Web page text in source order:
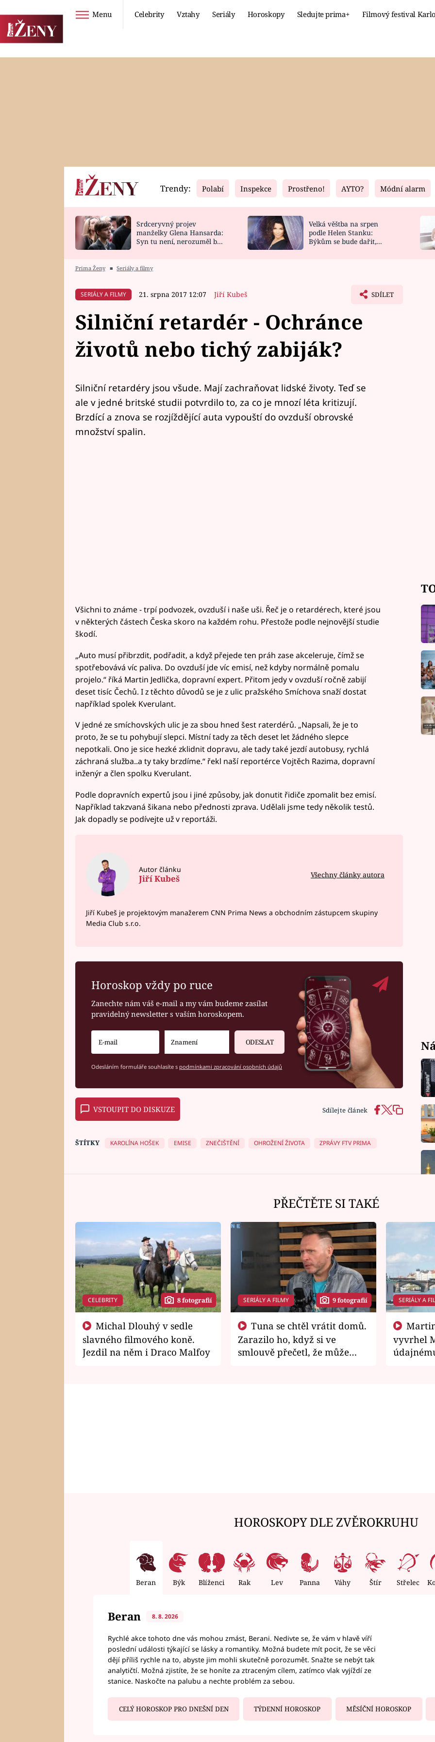
Menu Celebrity Vztahy Seriály Horoskopy Sledujte prima+ Filmový festival
Horoskopy
HOROSKOP NA
Video
CELEBRITY
VAŘENÍ
Fresh
NOVINKY
VIDEORECEPTY
Living
DESIGN
Trendy: Polabí Inspekce Prostřeno! AYTO? Módní alarm
Srdceryvný projev
manželky Glena Hansarda:
Syn tu není, nerozuměl by
Velká věštba na srpen
podle Helen Stanku:
Býkům se bude dařit,
Prima Ženy ■ Seriály a filmy
SERIÁLY A FILMY 21. srpna 2017 12:07 Jiří Kubeš SDÍLET
Silniční retardér - Ochránce
životů nebo tichý zabiják?
Silniční retardéry jsou všude. Mají zachraňovat lidské životy. Teď se
ale v jedné britské studii potvrdilo to, za co je mnozí léta kritizují.
Brzdící a znova se rozjíždějící auta vypouští do ovzduší obrovské
množství spalin.
Všichni to známe - trpí podvozek, ovzduší i naše uši. Řeč je o retardérech, které jsou
v některých částech Česka skoro na každém rohu. Přestože podle nejnovější studie
škodí.
„Auto musí přibrzdit, podřadit, a když přejede ten práh zase akceleruje, čímž se
spotřebovává víc paliva. Do ovzduší jde víc emisí, než kdyby normálně pomalu
projelo.“ říká Martin Jedlička, dopravní expert. Přitom jedy v ovzduší ročně zabijí
deset tisíc Čechů. I z těchto důvodů se je z ulic pražského Smíchova snaží dostat
například spolek Kverulant.
V jedné ze smíchovských ulic je za sbou hned šest raterdérů. „Napsali, že je to
proto, že se tu pohybují slepci. Místní tady za těch deset let žádného slepce
nepotkali. Ono je sice hezké zklidnit dopravu, ale tady také jezdí autobusy, rychlá
záchraná služba..a ty taky brzdíme.“ řekl naší reportérce Vojtěch Razima, dopravní
inženýr a člen spolku Kverulant.
Podle dopravních expertů jsou i jiné způsoby, jak donutit řidiče zpomalit bez emisí.
Například takzvaná šikana nebo přednosti zprava. Udělali jsme tedy několik testů.
Jak dopadly se podívejte už v reportáži.
Autor článku
Jiří Kubeš Všechny články autora
Jiří Kubeš je projektovým manažerem CNN Prima News a obchodním zástupcem skupiny
Media Club s.r.o.
Horoskop vždy po ruce
Zanechte nám váš e-mail a my vám budeme zasílat
pravidelný newsletter s vaším horoskopem.
ODESLAT
Odesláním formuláře souhlasíte s podmínkami zpracování osobních údajů
VSTOUPIT DO DISKUZE Sdílejte článek
ŠTÍTKY KAROLÍNA HOŠEK EMISE ZNEČIŠTĚNÍ OHROŽENÍ ŽIVOTA ZPRÁVY FTV PRIMA
PŘEČTĚTE SI TAKÉ
CELEBRITY 8 fotografií
slavného filmového koně.
Jezdil na něm i Draco Malfoy
SERIÁLY A FILMY 9 fotografií
Zarazilo ho, když si ve
smlouvě přečetl, že může
SERIÁLY A
vyvrhel
HOROSKOPY DLE ZVĚROKRUHU
Beran Býk Blíženci Rak Lev Panna Váhy Štír Střelec
Beran 8. 8. 2026
Rychlé akce tohoto dne vás mohou zmást, Berani. Nedivte se, že vám v hlavě víří
poslední události týkající se lásky a romantiky. Možná budete mít pocit, že se věci
dějí příliš rychle na to, abyste jim mohli skutečně porozumět. Snažte se nebýt tak
analytičtí. Možná zjistíte, že se honíte za ztraceným cílem, zatímco vlak vyjíždí ze
stanice. Naskočte na palubu a nechte problém za sebou.
CELÝ HOROSKOP PRO DNEŠNÍ DEN TÝDENNÍ HOROSKOP MĚSÍČNÍ HOROSKOP